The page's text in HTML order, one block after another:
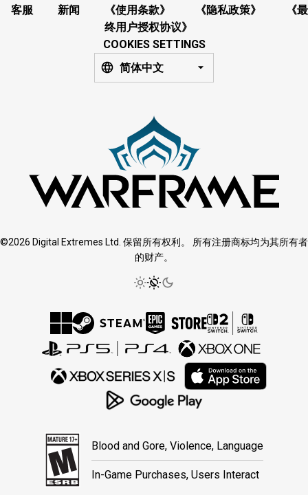
客服 新闻 《使用条款》 《隐私政策》
《最
终用户授权协议》
COOKIES SETTINGS
简体中文
©2026 Digital Extremes Ltd. 保留所有权利。 所有注册商标均为其所有者
的财产。
Blood and Gore, Violence, Language
In-Game Purchases, Users Interact